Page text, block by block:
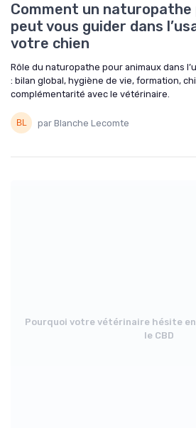
Comment un naturopathe
peut vous guider dans
votre chien
Rôle du naturopathe pour animaux dans
: bilan global, hygiène de vie, formation,
complémentarité avec le vétérinaire.
par Blanche Lecomte
Pourquoi votre vétérinaire hésite
le CBD